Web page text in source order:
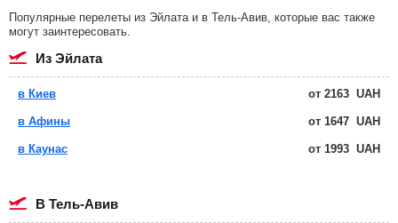
Популярные перелеты из Эйлата и в Тель-Авив, которые вас также
могут заинтересовать.
из Эйлата
в Киев от 2163 UAH
в Афины от 1647 UAH
в Каунас от 1993 UAH
в Тель-Авив